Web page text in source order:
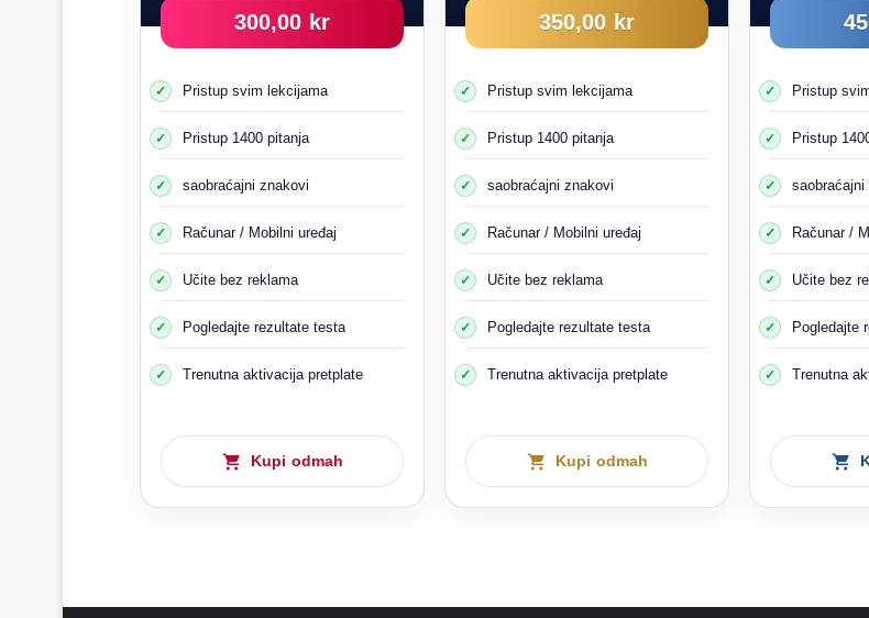
Polja označena brojevima 1 i 2 su slijepa zona ili područje koje ne
To znači da ako je auto pored vašeg automobila, ne možete ga
Ako postoje bicikli ili pješaci, ne možete ih vidjeti niti otkriti
Primjer skretanja na cesti
300,00 kr
Pristup svim lekcijama
Pristup 1400 pitanja
saobraćajni znakovi
Računar / Mobilni uređaj
Učite bez reklama
Pogledajte rezultate testa
Trenutna aktivacija pretplate
Kupi odmah
350,00 kr
Pristup svim lekcijama
Pristup 1400 pitanja
saobraćajni znakovi
Računar / Mobilni uređaj
Učite bez reklama
Pogledajte rezultate testa
Trenutna aktivacija pretplate
Kupi odmah
Pristup
Pristup
Računar /
Učite bez
Pogledajte
Trenutna